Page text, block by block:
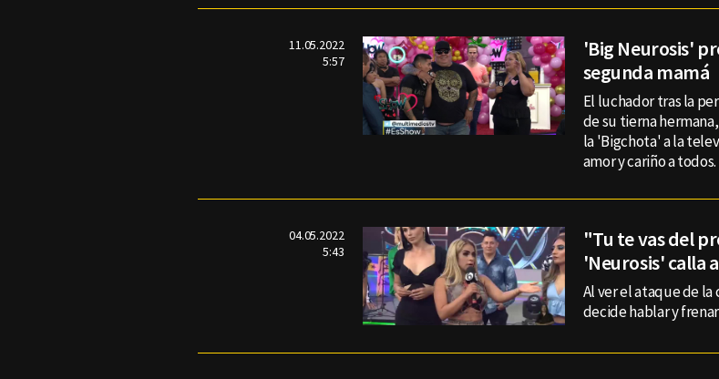
11.05.2022
5:57
'Big Neurosis'
segunda mamá
El luchador tras la
de su tierna
la 'Bigchota' a la
amor y cariño a todos.
04.05.2022
5:43
"Tu te vas del
'Neurosis' calla
Al ver el ataque de
decide hablar y